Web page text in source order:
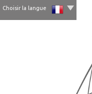
Choisir la langue